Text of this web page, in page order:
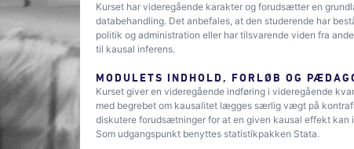
Kurset har videregående karakter og forudsætter en
databehandling. Det anbefales, at den studerende har
politik og administration eller har tilsvarende viden fra
til kausal inferens.
MODULETS INDHOLD, FORLØB OG
Kurset giver en videregående indføring i videregående
med begrebet om kausalitet lægges særlig vægt på
diskutere forudsætninger for at en given kausal effekt kan
Som udgangspunkt benyttes statistikpakken Stata.